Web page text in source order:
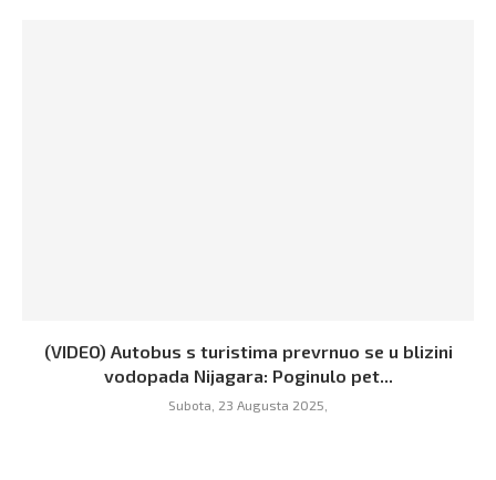
(VIDEO) Autobus s turistima prevrnuo se u blizini
vodopada Nijagara: Poginulo pet...
Subota, 23 Augusta 2025,